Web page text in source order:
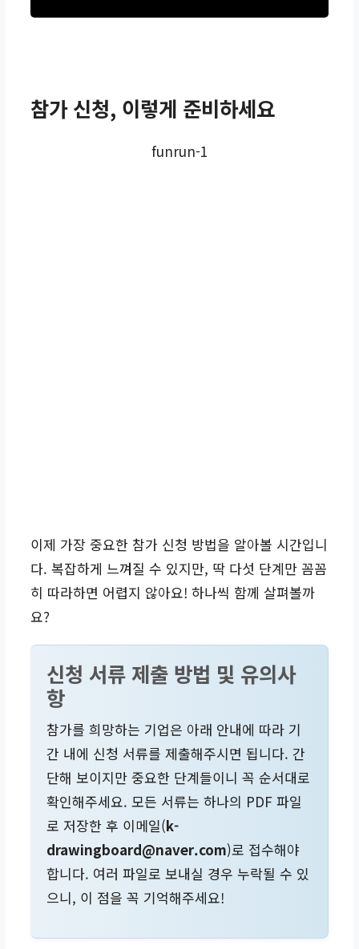
참가 신청, 이렇게 준비하세요
funrun-1
이제 가장 중요한 참가 신청 방법을 알아볼 시간입니
다. 복잡하게 느껴질 수 있지만, 딱 다섯 단계만 꼼꼼
히 따라하면 어렵지 않아요! 하나씩 함께 살펴볼까
요?
신청 서류 제출 방법 및 유의사
항
참가를 희망하는 기업은 아래 안내에 따라 기
간 내에 신청 서류를 제출해주시면 됩니다. 간
단해 보이지만 중요한 단계들이니 꼭 순서대로
확인해주세요. 모든 서류는 하나의 PDF 파일
로 저장한 후 이메일(k-
drawingboard@naver.com)로 접수해야
합니다. 여러 파일로 보내실 경우 누락될 수 있
으니, 이 점을 꼭 기억해주세요!